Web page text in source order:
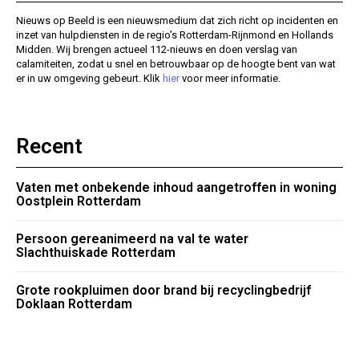
Nieuws op Beeld is een nieuwsmedium dat zich richt op incidenten en
inzet van hulpdiensten in de regio’s Rotterdam-Rijnmond en Hollands
Midden. Wij brengen actueel 112-nieuws en doen verslag van
calamiteiten, zodat u snel en betrouwbaar op de hoogte bent van wat
er in uw omgeving gebeurt. Klik hiervoor meer informatie.
Recent
Vaten met onbekende inhoud aangetroffen in woning
Oostplein Rotterdam
Persoon gereanimeerd na val te water
Slachthuiskade Rotterdam
Grote rookpluimen door brand bij recyclingbedrijf
Doklaan Rotterdam